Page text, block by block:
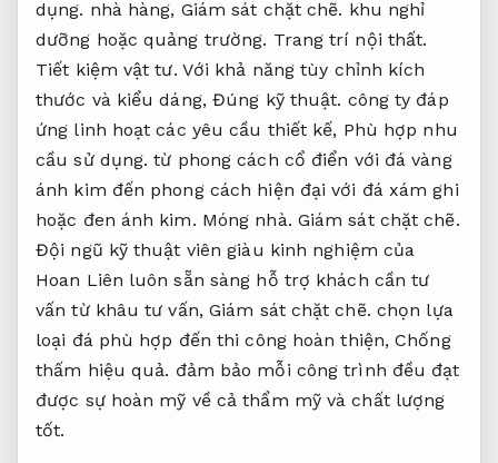
dụng. nhà hàng, Giám sát chặt chẽ. khu nghỉ
dưỡng hoặc quảng trường. Trang trí nội thất.
Tiết kiệm vật tư. Với khả năng tùy chỉnh kích
thước và kiểu dáng, Đúng kỹ thuật. công ty đáp
ứng linh hoạt các yêu cầu thiết kế, Phù hợp nhu
cầu sử dụng. từ phong cách cổ điển với đá vàng
ánh kim đến phong cách hiện đại với đá xám ghi
hoặc đen ánh kim. Móng nhà. Giám sát chặt chẽ.
Đội ngũ kỹ thuật viên giàu kinh nghiệm của
Hoan Liên luôn sẵn sàng hỗ trợ khách cần tư
vấn từ khâu tư vấn, Giám sát chặt chẽ. chọn lựa
loại đá phù hợp đến thi công hoàn thiện,Chống
thấm hiệu quả. đảm bảo mỗi công trình đều đạt
được sự hoàn mỹ về cả thẩm mỹ và chất lượng
tốt.